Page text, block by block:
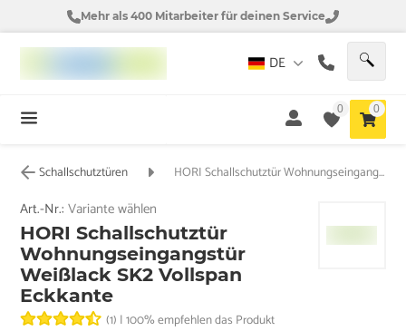
Mehr als 400 Mitarbeiter für deinen Service
DE
0 0
Schallschutztüren HORI Schallschutztür Wohnungseingangstür Weißlack SK2 Vollspan Eckkante
Art.-Nr.:Variante wählen
HORI Schallschutztür
Wohnungseingangstür
Weißlack SK2 Vollspan
Eckkante
(1) |100% empfehlen das Produkt